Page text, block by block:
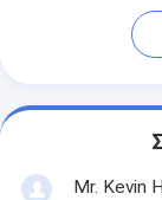
Mr. Kevin